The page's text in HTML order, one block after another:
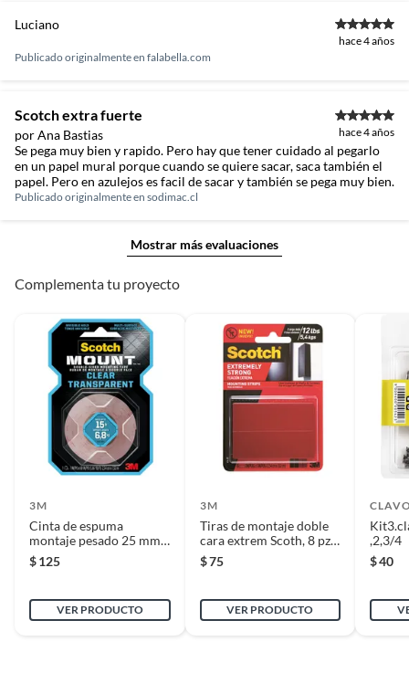
Luciano
hace 4 años
Publicado originalmente en falabella.com
Scotch extra fuerte
por Ana Bastias hace 4 años
Se pega muy bien y rapido. Pero hay que tener cuidado al pegarlo
en un papel mural porque cuando se quiere sacar, saca también el
papel. Pero en azulejos es facil de sacar y también se pega muy bien.
Publicado originalmente en sodimac.cl
Mostrar más evaluaciones
Complementa tu proyecto
3M
Cinta de espuma
montaje pesado 25 mm x
1.5 m
$125
VER PRODUCTO
3M
Tiras de montaje doble
cara extrem Scoth, 8 pz
25 mm x 7.6 cm
$75
VER PRODUCTO
,2,3/4
$40